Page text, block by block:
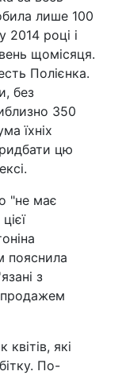
лише 100
2014 році і
щомісяця.
Полієнка.
без
350
їхніх
цю
"не має
пояснила
з
продажем
які
По-